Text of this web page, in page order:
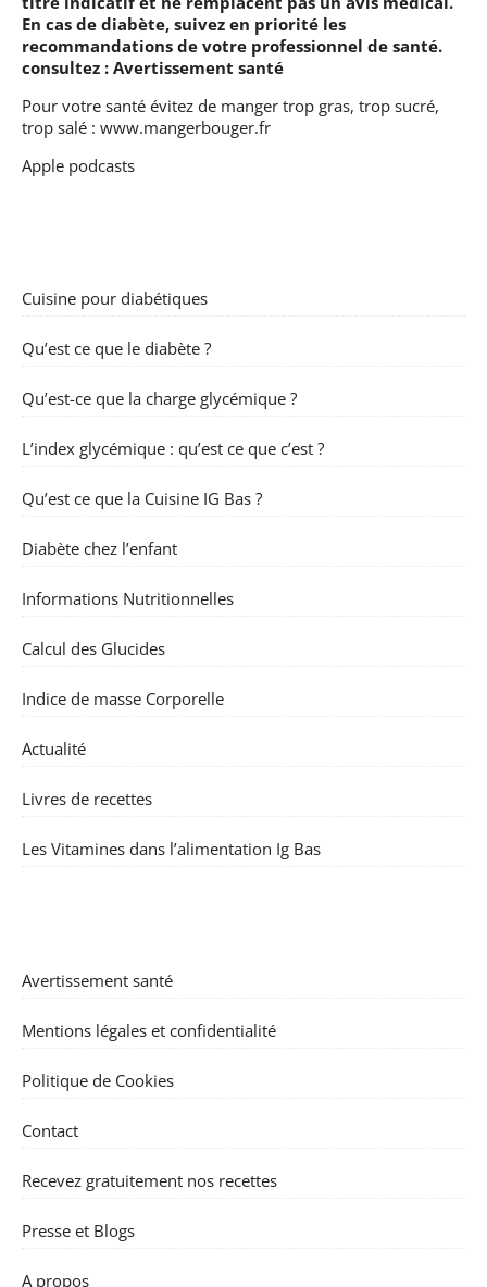
En cas de diabète, suivez en priorité les
recommandations de votre professionnel de santé.
consultez : Avertissement santé
Pour votre santé évitez de manger trop gras, trop sucré,
trop salé : www.mangerbouger.fr
Apple podcasts
Cuisine pour diabétiques
Qu’est ce que le diabète ?
Qu’est-ce que la charge glycémique ?
L’index glycémique : qu’est ce que c’est ?
Qu’est ce que la Cuisine IG Bas ?
Diabète chez l’enfant
Informations Nutritionnelles
Calcul des Glucides
Indice de masse Corporelle
Actualité
Livres de recettes
Les Vitamines dans l’alimentation Ig Bas
Avertissement santé
Mentions légales et confidentialité
Politique de Cookies
Contact
Recevez gratuitement nos recettes
Presse et Blogs
A propos